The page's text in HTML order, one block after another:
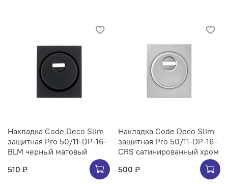
Накладка Code Deco Slim
защитная Pro 50/11-DP-16-
BLM черный матовый
510 ₽
Накладка Code Deco Slim
защитная Pro 50/11-DP-16-
CRS сатинированный хром
500 ₽